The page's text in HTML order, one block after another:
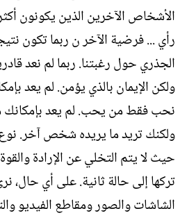
الأشخاص الآخرين الذين يكونون
رأي ... فرضية الآخر ن ربما تكون
الجذري حول رغبتنا. ربما لم نعد
ولكن الإيمان بالذي يؤمن. لم يعد
نحب فقط من يحب. لم يعد بإمكانك
ولكنك تريد ما يريده شخص آخر. نوع
حيث لا يتم التخلي عن الإرادة
تركها إلى حالة ثانية. على أي حال،
الشاشات والصور ومقاطع الفيديو